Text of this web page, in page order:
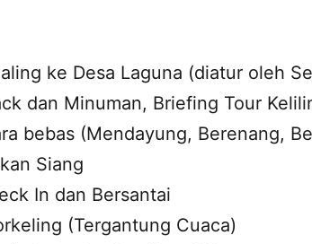
ke Desa Laguna (diatur oleh
dan Minuman, Briefing Tour
bebas (Mendayung, Berenang,
Siang
In dan Bersantai
(Tergantung Cuaca)